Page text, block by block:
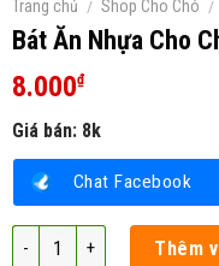
Trang chủ / Shop Cho Chó /
Bát Ăn Nhựa Cho
8.000₫
Giá bán: 8k
Chat Facebook
Bát Ăn Nhựa Cho Chó Mèo
Thêm